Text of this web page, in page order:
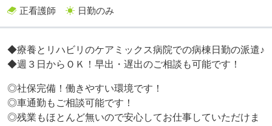
正看護師
日勤のみ
◆療養とリハビリのケアミックス病院での病棟日勤の派遣♪
◆週３日からＯＫ！早出・遅出のご相談も可能です！
◎社保完備！働きやすい環境です！
◎車通勤もご相談可能です！
◎残業もほとんど無いので安心してお仕事していただけま